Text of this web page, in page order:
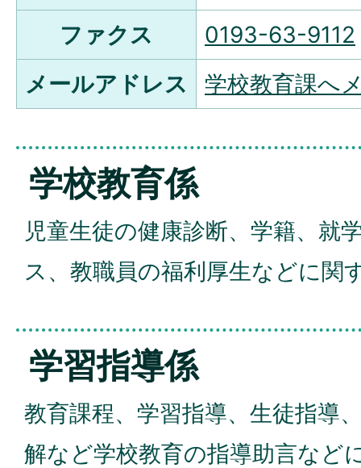
ファクス
0193-63-9112
メールアドレス
学校教育課へ
学校教育係
児童生徒の健康診断、学籍、就
ス、教職員の福利厚生などに関
学習指導係
教育課程、学習指導、生徒指導
解など学校教育の指導助言など